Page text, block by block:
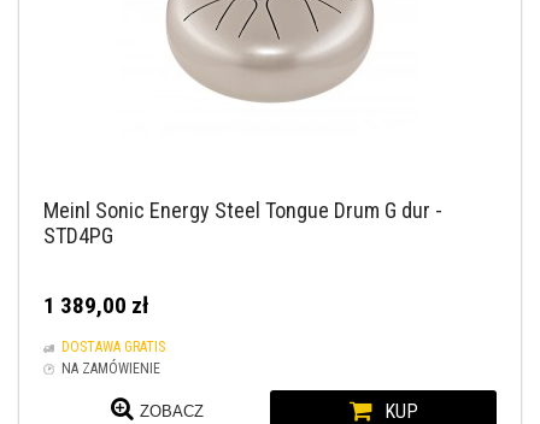
Meinl Sonic Energy Steel Tongue Drum G dur -
STD4PG
1 389,00 zł
DOSTAWA GRATIS
NA ZAMÓWIENIE
ZOBACZ KUP